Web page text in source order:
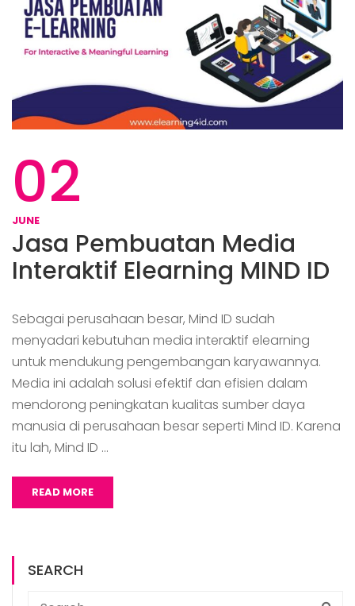
02
JUNE
Jasa Pembuatan Media
Interaktif Elearning MIND ID
Sebagai perusahaan besar, Mind ID sudah
menyadari kebutuhan media interaktif elearning
untuk mendukung pengembangan karyawannya.
Media ini adalah solusi efektif dan efisien dalam
mendorong peningkatan kualitas sumber daya
manusia di perusahaan besar seperti Mind ID. Karena
itu lah, Mind ID …
READ MORE
SEARCH